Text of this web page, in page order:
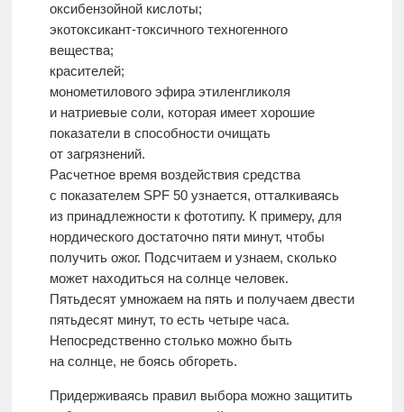
оксибензойной кислоты;
экотоксикант-токсичного техногенного
вещества;
красителей;
монометилового эфира этиленгликоля
и натриевые соли, которая имеет хорошие
показатели в способности очищать
от загрязнений.
Расчетное время воздействия средства
с показателем SPF 50 узнается, отталкиваясь
из принадлежности к фототипу. К примеру, для
нордического достаточно пяти минут, чтобы
получить ожог. Подсчитаем и узнаем, сколько
может находиться на солнце человек.
Пятьдесят умножаем на пять и получаем двести
пятьдесят минут, то есть четыре часа.
Непосредственно столько можно быть
на солнце, не боясь обгореть.
Придерживаясь правил выбора можно защитить